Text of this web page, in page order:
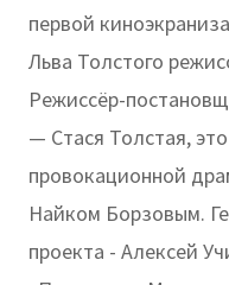
первой
Льва Толстого
Режиссёр-
— Стася Толстая,
провокационной
Найком Борзовым.
проекта - Алексей